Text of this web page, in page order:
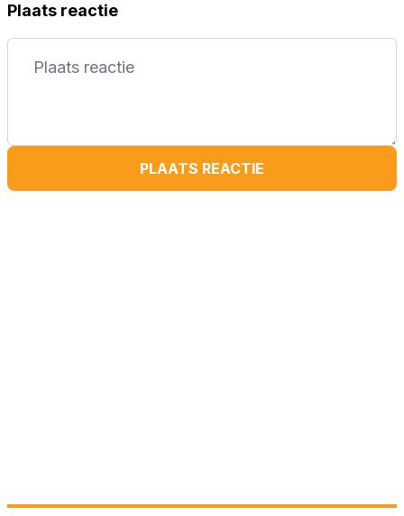
Plaats reactie
PLAATS REACTIE